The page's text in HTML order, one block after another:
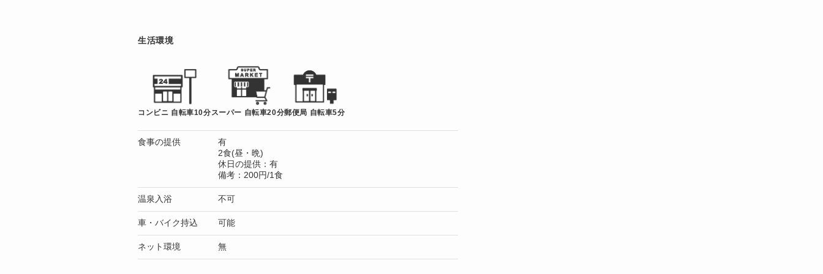
生活環境
コンビニ 自転車10分スーパー 自転車20分郵便局 自転車5分
食事の提供
有
2食(昼・晩)
休日の提供：有
備考：200円/1食
温泉入浴 不可
車・バイク持込 可能
ネット環境 無